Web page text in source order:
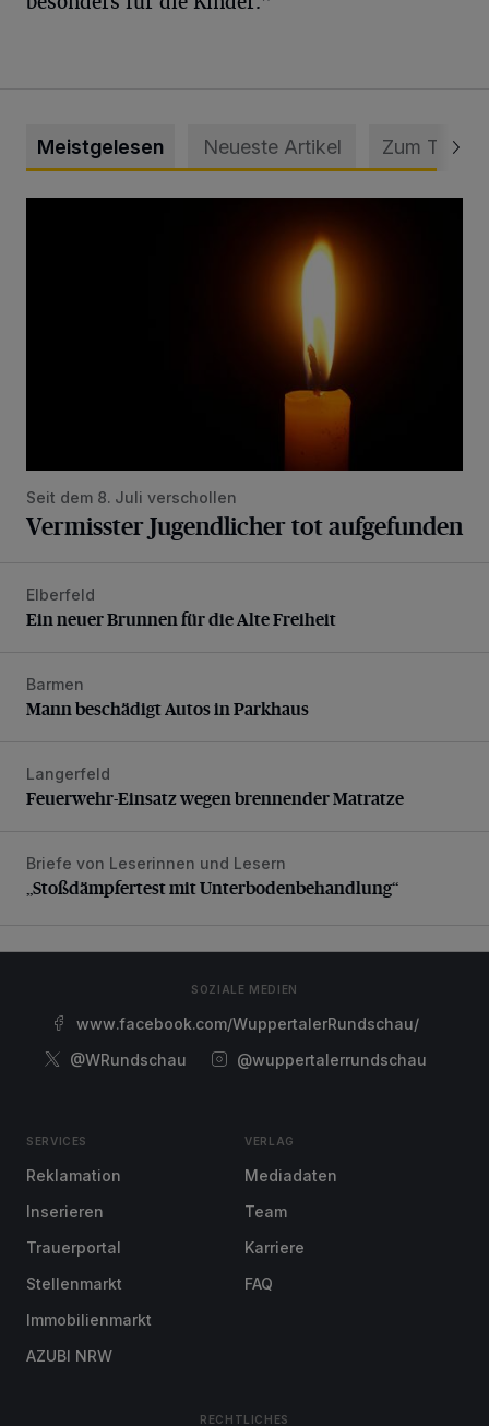
Meistgelesen Neueste Artikel Zum Thema
Seit dem 8. Juli verschollen
Vermisster Jugendlicher tot aufgefunden
Ein neuer Brunnen für die Alte Freiheit
Elberfeld
Ein neuer Brunnen für die Alte Freiheit
Mann beschädigt Autos in Parkhaus
Barmen
Mann beschädigt Autos in Parkhaus
Feuerwehr-Einsatz wegen brennender Matratze
Langerfeld
Feuerwehr-Einsatz wegen brennender Matratze
„Stoßdämpfertest mit Unterbodenbehandlung“
Briefe von Leserinnen und Lesern
„Stoßdämpfertest mit Unterbodenbehandlung“
SOZIALE MEDIEN
www.facebook.com/WuppertalerRundschau/
@WRundschau
@wuppertalerrundschau
SERVICES
Reklamation
Inserieren
Trauerportal
Stellenmarkt
Immobilienmarkt
AZUBI NRW
VERLAG
Mediadaten
Team
Karriere
FAQ
RECHTLICHES